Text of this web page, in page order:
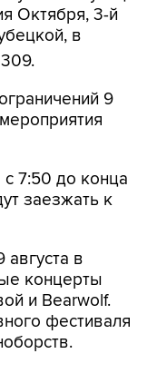
Октября, 3-й
в
9
7:50 до конца
заезжать к
в
концерты
и Bearwolf.
фестиваля